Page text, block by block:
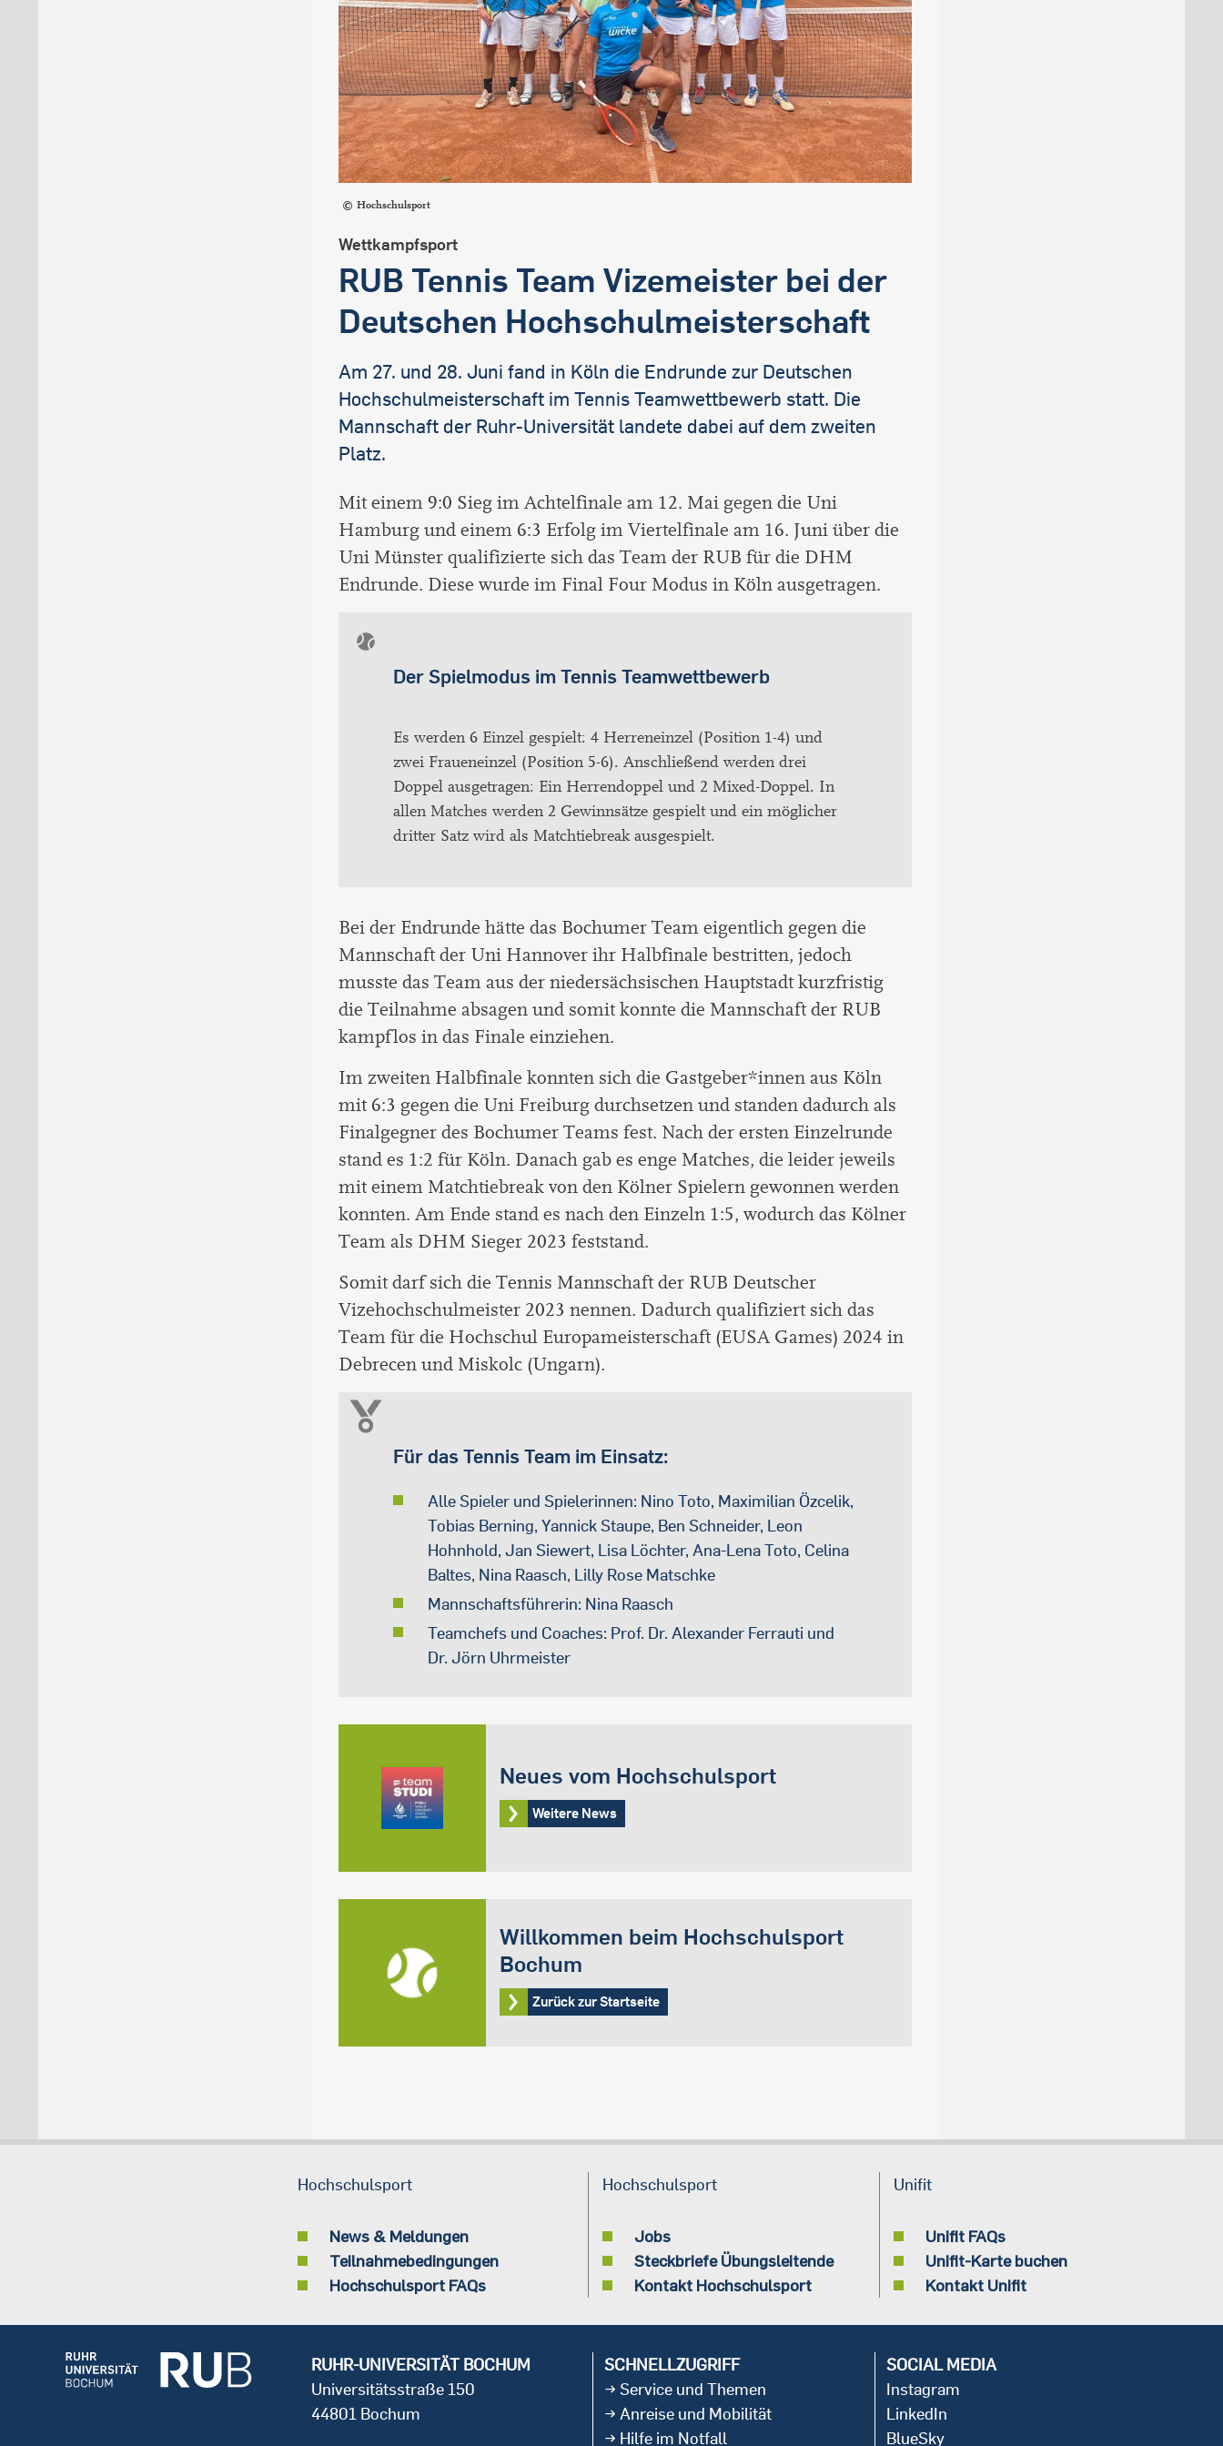
Hochschulsport
Wettkampfsport
RUB Tennis Team Vizemeister bei der
Deutschen Hochschulmeisterschaft
Am 27. und 28. Juni fand in Köln die Endrunde zur Deutschen
Hochschulmeisterschaft im Tennis Teamwettbewerb statt. Die
Mannschaft der Ruhr-Universität landete dabei auf dem zweiten
Platz.
Mit einem 9:0 Sieg im Achtelfinale am 12. Mai gegen die Uni
Hamburg und einem 6:3 Erfolg im Viertelfinale am 16. Juni über die
Uni Münster qualifizierte sich das Team der RUB für die DHM
Endrunde. Diese wurde im Final Four Modus in Köln ausgetragen.
Der Spielmodus im Tennis Teamwettbewerb
Es werden 6 Einzel gespielt: 4 Herreneinzel (Position 1-4) und
zwei Fraueneinzel (Position 5-6). Anschließend werden drei
Doppel ausgetragen: Ein Herrendoppel und 2 Mixed-Doppel. In
allen Matches werden 2 Gewinnsätze gespielt und ein möglicher
dritter Satz wird als Matchtiebreak ausgespielt.
Bei der Endrunde hätte das Bochumer Team eigentlich gegen die
Mannschaft der Uni Hannover ihr Halbfinale bestritten, jedoch
musste das Team aus der niedersächsischen Hauptstadt kurzfristig
die Teilnahme absagen und somit konnte die Mannschaft der RUB
kampflos in das Finale einziehen.
Im zweiten Halbfinale konnten sich die Gastgeber*innen aus Köln
mit 6:3 gegen die Uni Freiburg durchsetzen und standen dadurch als
Finalgegner des Bochumer Teams fest. Nach der ersten Einzelrunde
stand es 1:2 für Köln. Danach gab es enge Matches, die leider jeweils
mit einem Matchtiebreak von den Kölner Spielern gewonnen werden
konnten. Am Ende stand es nach den Einzeln 1:5, wodurch das Kölner
Team als DHM Sieger 2023 feststand.
Somit darf sich die Tennis Mannschaft der RUB Deutscher
Vizehochschulmeister 2023 nennen. Dadurch qualifiziert sich das
Team für die Hochschul Europameisterschaft (EUSA Games) 2024 in
Debrecen und Miskolc (Ungarn).
Für das Tennis Team im Einsatz:
Alle Spieler und Spielerinnen: Nino Toto, Maximilian Özcelik,
Tobias Berning, Yannick Staupe, Ben Schneider, Leon
Hohnhold, Jan Siewert, Lisa Löchter, Ana-Lena Toto, Celina
Baltes, Nina Raasch, Lilly Rose Matschke
Mannschaftsführerin: Nina Raasch
Teamchefs und Coaches: Prof. Dr. Alexander Ferrauti und
Dr. Jörn Uhrmeister
Neues vom Hochschulsport
Weitere News
Willkommen beim Hochschulsport
Bochum
Zurück zur Startseite
Hochschulsport
News & Meldungen
Teilnahmebedingungen
Hochschulsport FAQs
Hochschulsport
Jobs
Steckbriefe Übungsleitende
Kontakt Hochschulsport
Unifit
Unifit FAQs
Unifit-Karte buchen
Kontakt Unifit
RUHR-UNIVERSITÄT BOCHUM
Universitätsstraße 150
44801 Bochum
SCHNELLZUGRIFF
Service und Themen
Anreise und Mobilität
Hilfe im Notfall
SOCIAL MEDIA
Instagram
LinkedIn
BlueSky